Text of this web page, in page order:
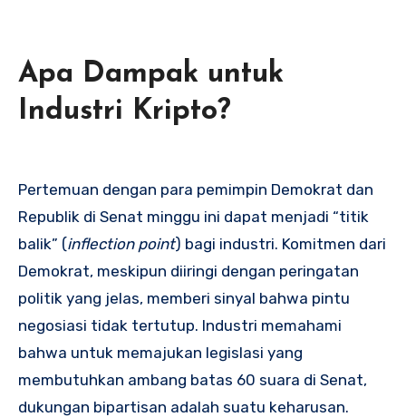
Apa Dampak untuk
Industri Kripto?
Pertemuan dengan para pemimpin Demokrat dan
Republik di Senat minggu ini dapat menjadi “titik
balik” (inflection point) bagi industri. Komitmen dari
Demokrat, meskipun diiringi dengan peringatan
politik yang jelas, memberi sinyal bahwa pintu
negosiasi tidak tertutup. Industri memahami
bahwa untuk memajukan legislasi yang
membutuhkan ambang batas 60 suara di Senat,
dukungan bipartisan adalah suatu keharusan.